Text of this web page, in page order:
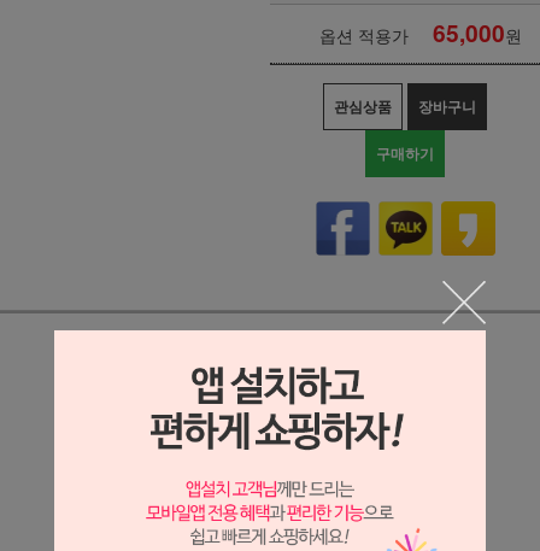
옵션 적용가 65,000원
관심상품 장바구니
구매하기
상세정보 새창 열기
상세 정보를 확대해 보실 수 있습니다.
※ 필독해주세요 ※
장미는 시세 변동에 따라 가격이 달라질 수 있으니